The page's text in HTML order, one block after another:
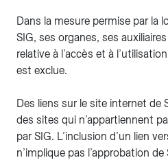
Dans la mesure permise par la
SIG, ses organes, ses
relative à l’accès et à
est exclue.
Des liens sur le site internet de
des sites qui n’appartiennent
par SIG. L’inclusion d’un lien
n’implique pas l’approbation de